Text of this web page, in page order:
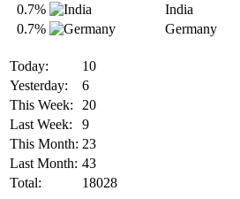
0.7%
India
0.7%
Germany
Today:
10
Yesterday:
6
This Week:
20
Last Week:
9
This Month: 23
Last Month: 43
Total:
18028